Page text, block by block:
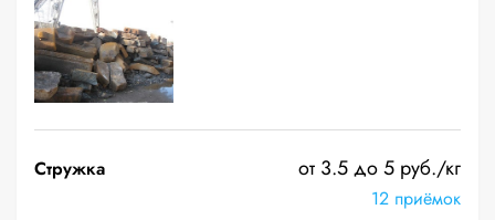
Стружка от 3.5 до 5 руб./кг
12 приёмок